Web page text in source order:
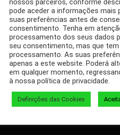
pode aceder a informações mais
suas preferências antes de
consentimento. Tenha em
processamento dos seus dados
seu consentimento, mas que
processamento. As suas
apenas a este website. Poderá
em qualquer momento,
à nossa política de privacidade.
Definições das Cookies